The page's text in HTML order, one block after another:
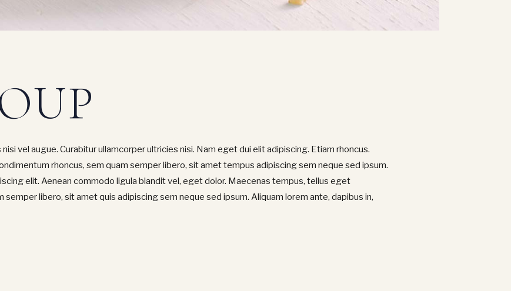
vel augue. Curabitur ullamcorper ultricies nisi. Nam eget dui elit adipiscing. Etiam rhoncus.
rhoncus, sem quam semper libero, sit amet tempus adipiscing sem neque sed ipsum.
elit. Aenean commodo ligula blandit vel, eget dolor. Maecenas tempus, tellus eget
semper libero, sit amet quis adipiscing sem neque sed ipsum. Aliquam lorem ante, dapibus in,